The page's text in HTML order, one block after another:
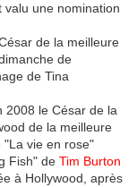
valu une nomination
de la meilleure
de
de Tina
2008 le César de la
de la meilleure
"La vie en rose"
Fish" de Tim Burton
à Hollywood, après